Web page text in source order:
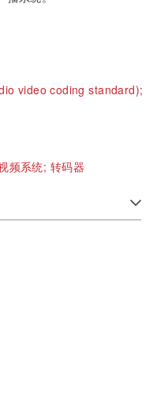
video coding standard);
频系统; 转码器